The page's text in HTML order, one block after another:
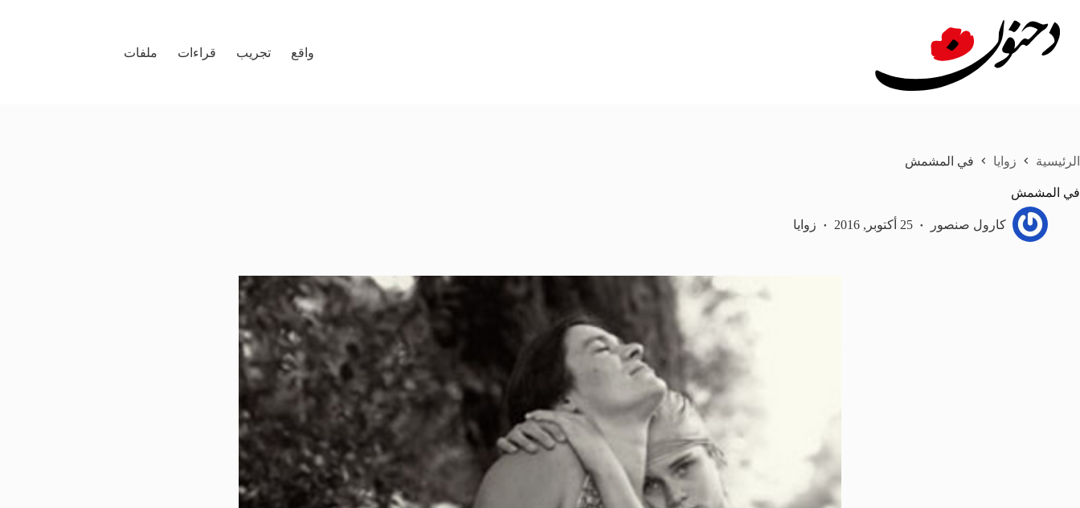
المحتوى
واقع
تجريب قراءات ملفات
الرئيسية زوايا في المشمش
في المشمش
كارول صنصور 25 أكتوبر, 2016 زوايا